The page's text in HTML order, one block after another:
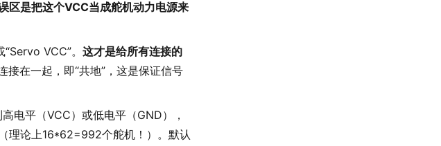
区是把这个VCC当成舵机动力电源来
VCC”。 这才是给所有连接的
在一起，即“共地”，这是保证信号
电平（VCC）或低电平（GND），
理论上16*62=992个舵机！）。默认